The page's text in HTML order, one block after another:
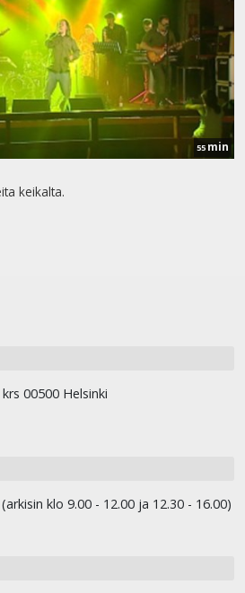
55 min
keikalta.
00500 Helsinki
klo 9.00 - 12.00 ja 12.30 - 16.00)